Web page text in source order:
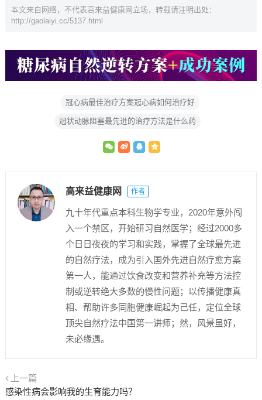
本文来自网络，不代表高来益健康网立场，转载请注明出处：
http://gaolaiyi.cc/5137.html
冠心病最佳治疗方案冠心病如何治疗好
冠状动脉阻塞最先进的治疗方法是什么药
高来益健康网 作者
九十年代重点本科生物学专业，2020年意外闯
入一个禁区，开始研习自然医学；经过2000多
个日日夜夜的学习和实践，掌握了全球最先进
的自然疗法，成为引入国外先进自然疗愈方案
第一人，能通过饮食改变和营养补充等方法控
制或逆转绝大多数的慢性问题；以传播健康真
相、帮助许多同胞健康崛起为己任，定位全球
顶尖自然疗法中国第一讲师；然，风景虽好，
未必缘遇。
上一篇
感染性病会影响我的生育能力吗？